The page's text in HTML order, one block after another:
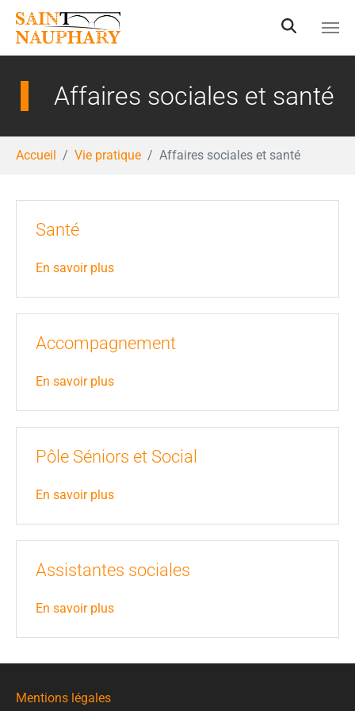
Affaires sociales et santé
Accueil Vie pratique Affaires sociales et santé
Santé
En savoir plus
Accompagnement
En savoir plus
Pôle Séniors et Social
En savoir plus
Assistantes sociales
En savoir plus
Mentions légales